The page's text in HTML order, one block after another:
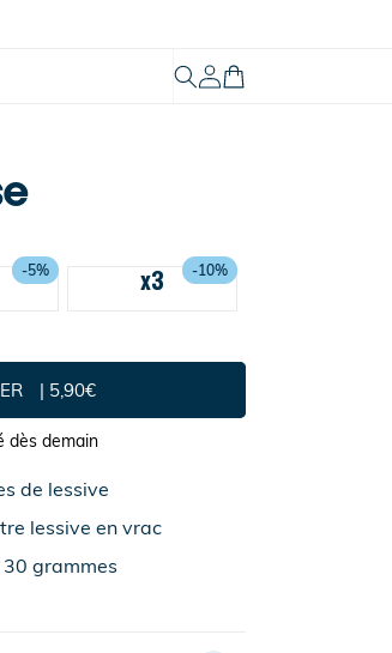
Mon
compte
Panier
-5%
x3
-10%
5,90€
dès demain
de lessive
lessive en vrac
grammes